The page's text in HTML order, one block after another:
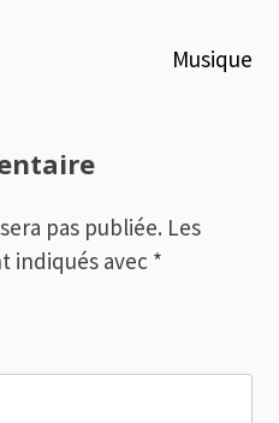
Musique
pas publiée. Les
indiqués avec *